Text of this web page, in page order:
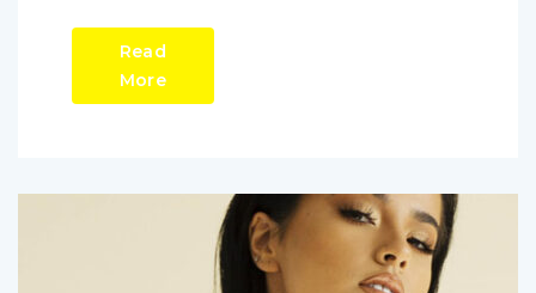
Read
More